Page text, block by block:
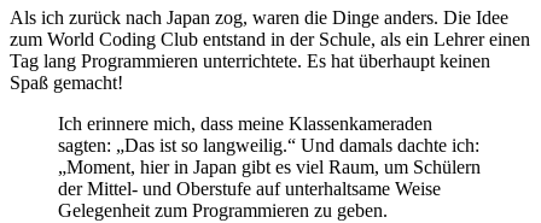
Als ich zurück nach Japan zog, waren die Dinge anders. Die Idee
zum World Coding Club entstand in der Schule, als ein Lehrer einen
Tag lang Programmieren unterrichtete. Es hat überhaupt keinen
Spaß gemacht!
Ich erinnere mich, dass meine Klassenkameraden
sagten: „Das ist so langweilig.“ Und damals dachte ich:
„Moment, hier in Japan gibt es viel Raum, um Schülern
der Mittel- und Oberstufe auf unterhaltsame Weise
Gelegenheit zum Programmieren zu geben.